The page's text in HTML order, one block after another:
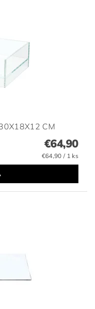
CM
€64,90
€64,90 / 1 ks